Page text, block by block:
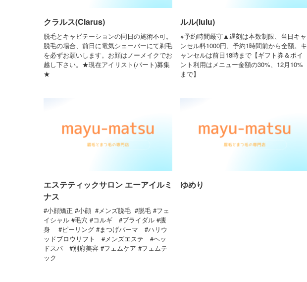
クラルス(Clarus)
脱毛とキャビテーションの同日の施術不可。
脱毛の場合、前日に電気シェーバーにて剃毛
を必ずお願いします。お顔はノーメイクでお
越し下さい。★現在アイリスト(パート)募集
★
ルル(lulu)
※予約時間厳守▲遅刻は本数制限、当日キャ
ンセル料1000円、予約1時間前から全額。キ
ャンセルは前日18時まで【ギフト券＆ポイ
ント利用はメニュー金額の30%、12月10%
まで】
エステティックサロン エーアイルミ
ナス
#小顔矯正 #小顔 #メンズ脱毛 #脱毛 #フェ
イシャル #毛穴 #コルギ #ブライダル #痩
身 #ピーリング #まつげパーマ #ハリウ
ッドブロウリフト #メンズエステ #ヘッ
ドスパ #別府美容 #フェムケア #フェムテ
ック
ゆめり